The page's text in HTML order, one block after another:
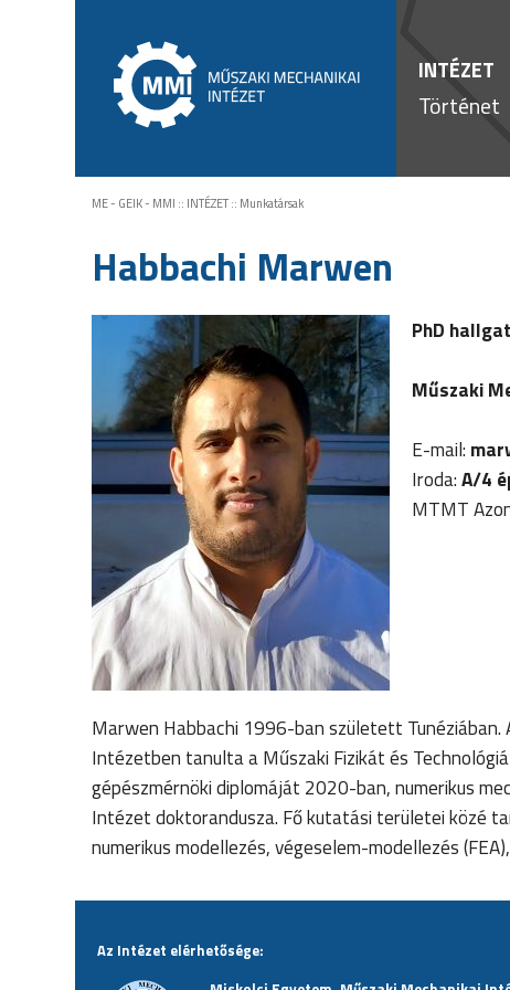
INTÉZET
Történet
ME - GEIK - MMI :: INTÉZET:: Munkatársak
Habbachi Marwen
PhD
Műszaki
E-mail:
Iroda:A/4
MTMT
Marwen Habbachi 1996-ban született
Intézetben tanulta a Műszaki Fizikát és
gépészmérnöki diplomáját 2020-ban, numerikus
Intézet doktorandusza. Fő kutatási területei közé
numerikus modellezés, végeselem-modellezés
Az Intézet elérhetősége: